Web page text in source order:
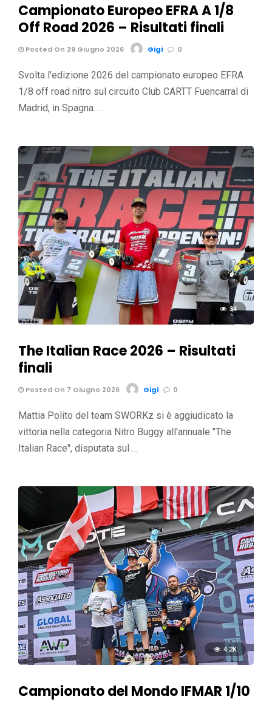
Campionato Europeo EFRA A 1/8
Off Road 2026 – Risultati finali
Posted On 29 Giugno 2026 Gigi 0
Svolta l'edizione 2026 del campionato europeo EFRA
1/8 off road nitro sul circuito Club CARTT Fuencarral di
Madrid, in Spagna. …
34
The Italian Race 2026 – Risultati
finali
Posted On 7 Giugno 2026 Gigi 0
Mattia Polito del team SWORKz si è aggiudicato la
vittoria nella categoria Nitro Buggy all'annuale "The
Italian Race", disputata sul …
4.2K
Campionato del Mondo IFMAR 1/10